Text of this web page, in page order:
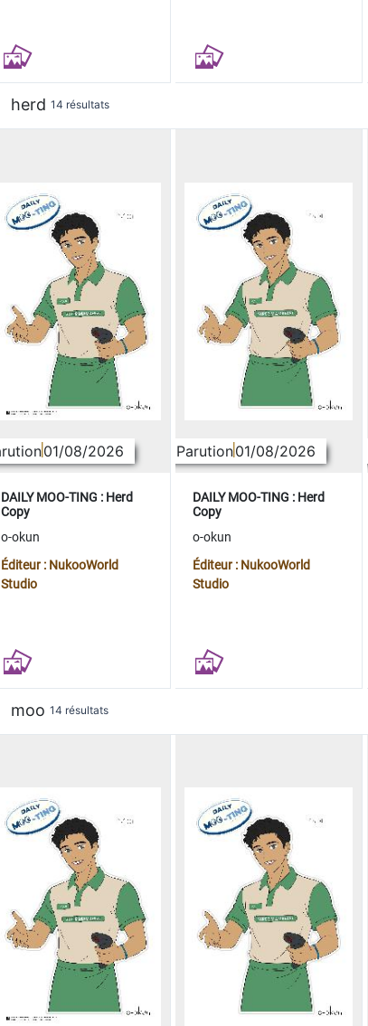
herd 14 résultats
01/08/2026
DAILY MOO-TING : Herd
Copy
o-okun
Éditeur : NukooWorld
Studio
Parution01/08/2026
DAILY MOO-TING : Herd
Copy
o-okun
Éditeur : NukooWorld
Studio
moo 14 résultats